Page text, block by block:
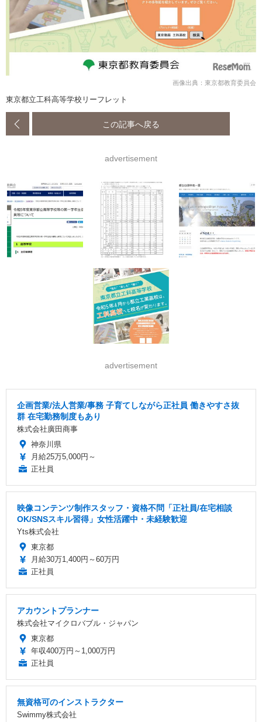
画像出典：東京都教育委員会
東京都立工科高等学校リーフレット
この記事へ戻る
advertisement
advertisement
企画営業/法人営業/事務 子育てしながら正社員 働きやすさ抜
群 在宅勤務制度もあり
株式会社廣田商事
神奈川県
月給25万5,000円～
正社員
映像コンテンツ制作スタッフ・資格不問「正社員/在宅相談
OK/SNSスキル習得」女性活躍中・未経験歓迎
Yts株式会社
東京都
月給30万1,400円～60万円
正社員
アカウントプランナー
株式会社マイクロバブル・ジャパン
東京都
年収400万円～1,000万円
正社員
無資格可のインストラクター
Swimmy株式会社